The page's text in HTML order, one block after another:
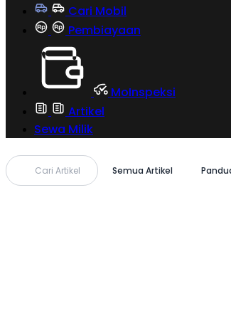
Cari Mobil
Pembiayaan
MoInspeksi
Artikel
Sewa Milik
Cari Artikel Semua Artikel